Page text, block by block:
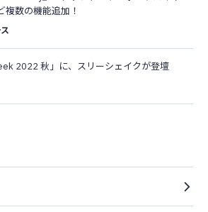
複数の機能追加！
2022 秋」に、スリーシェイクが登壇